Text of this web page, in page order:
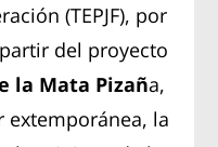
(TEPJF), por
del proyecto
la Mata Pizaña,
extemporánea, la